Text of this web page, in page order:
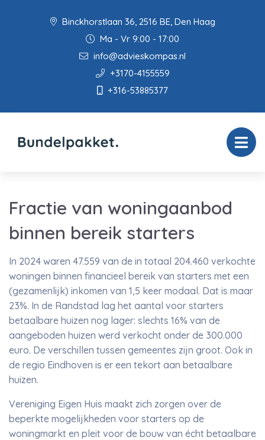
Binckhorstlaan 36, 2516 BE, Den Haag
Ma - Vr 9:00 - 17:00
info@advieskompas.nl
+3170-4155559
+316-53885377
Fractie van woningaanbod
binnen bereik starters
In 2024 waren 47.559 van de in totaal 204.460 verkochte
woningen binnen financieel bereik van starters met een
(gezamenlijk) inkomen van 1,5 keer modaal. Dat is maar
23%. In de Randstad lag het aantal voor starters
betaalbare huizen nog lager: slechts 16% van de
aangeboden huizen werd verkocht onder de 300.000
euro. De verschillen tussen gemeentes zijn groot. Ook in
de regio Eindhoven is er een tekort aan betaalbare
huizen.
Vereniging Eigen Huis maakt zich zorgen over de
beperkte mogelijkheden voor starters op de
woningmarkt en pleit voor de bouw van écht betaalbare